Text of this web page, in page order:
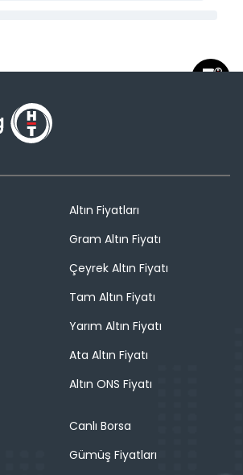
Altın Fiyatları
Gram Altın Fiyatı
Çeyrek Altın Fiyatı
Tam Altın Fiyatı
Yarım Altın Fiyatı
Ata Altın Fiyatı
Altın ONS Fiyatı
Canlı Borsa
Gümüş Fiyatları